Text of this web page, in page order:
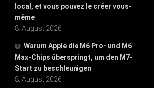
local, et vous pouvez le créer vous-
même
8. August 2026
Warum Apple die M6 Pro- und M6
Max-Chips überspringt, um den M7-
Start zu beschleunigen
8. August 2026